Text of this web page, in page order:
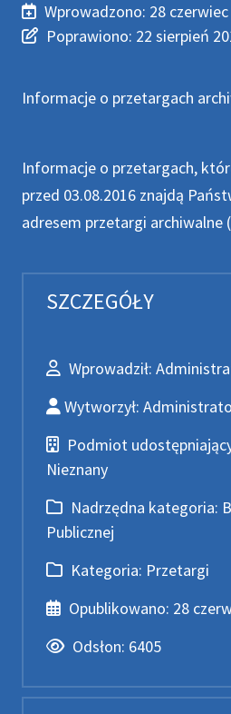
Wprowadzono
Wprowadzono: 28
Poprawiono
Poprawiono: 22 sierpień
Informacje o przetargach
Informacje o przetargach,
przed 03.08.2016 znajdą
adresem przetargi archiwalne
SZCZEGÓŁY
Wprowadził
Wprowadził:
Wytworzył
Wytworzył:
Podmiot udostępniający
Podmiot
Nieznany
Nadrzędna kategoria
Nadrzędna kategoria:
Publicznej
Kategoria
Kategoria: Przetargi
Data publikacji
Opublikowano: 28
Odsłony
Odsłon: 6405